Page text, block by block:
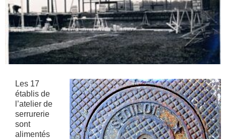
Les 17
établis de
l’atelier de
serrurerie
sont
alimentés